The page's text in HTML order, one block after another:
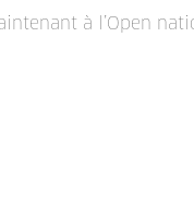
à l’Open